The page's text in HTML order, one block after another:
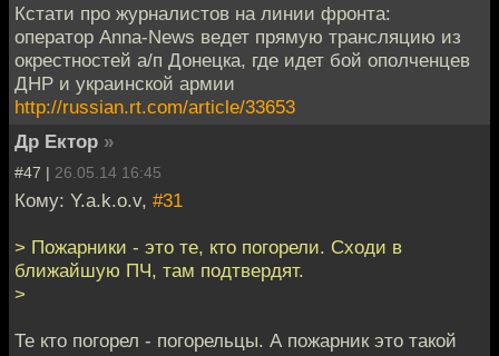
Кстати про журналистов на линии фронта:
оператор Anna-News ведет прямую трансляцию из
окрестностей а/п Донецка, где идет бой ополченцев
ДНР и украинской армии
http://russian.rt.com/article/33653
Др Ектор »
#47 | 26.05.14 16:45
Кому: Y.a.k.o.v, #31
> Пожарники - это те, кто погорели. Сходи в
ближайшую ПЧ, там подтвердят.
>
Те кто погорел - погорельцы. А пожарник это такой